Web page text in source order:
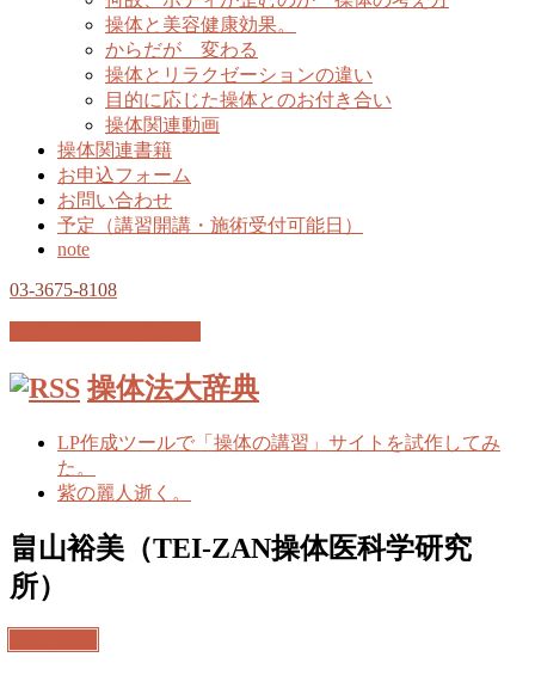
操体と美容健康効果。
からだが 変わる
操体とリラクゼーションの違い
目的に応じた操体とのお付き合い
操体関連動画
操体関連書籍
お申込フォーム
お問い合わせ
予定（講習開講・施術受付可能日）
note
03-3675-8108
操体法大辞典
LP作成ツールで「操体の講習」サイトを試作してみ
た。
紫の麗人逝く。
畠山裕美（TEI-ZAN操体医科学研究
所）